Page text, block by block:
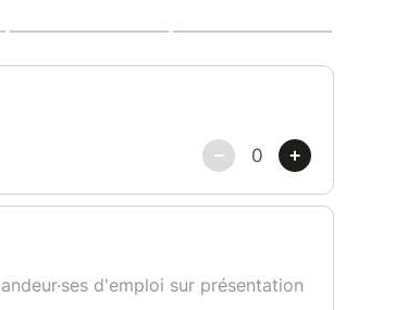
recette en cas d'allergie aux fruits
pour être vraiment inclusif.)
propre mix de farines sans gluten et
naturels à IG bas. Des techniques
tous : biscuits, mousses, crèmes,
ni silicone — simple, reproductible,